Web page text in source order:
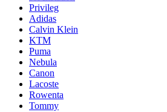
Privileg
Adidas
Calvin Klein
KTM
Puma
Nebula
Canon
Lacoste
Rowenta
Tommy